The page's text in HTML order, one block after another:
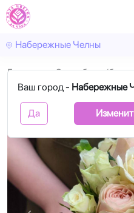
Набережные Челны
Ваш город - Набережные
Да
Главная Свадебные